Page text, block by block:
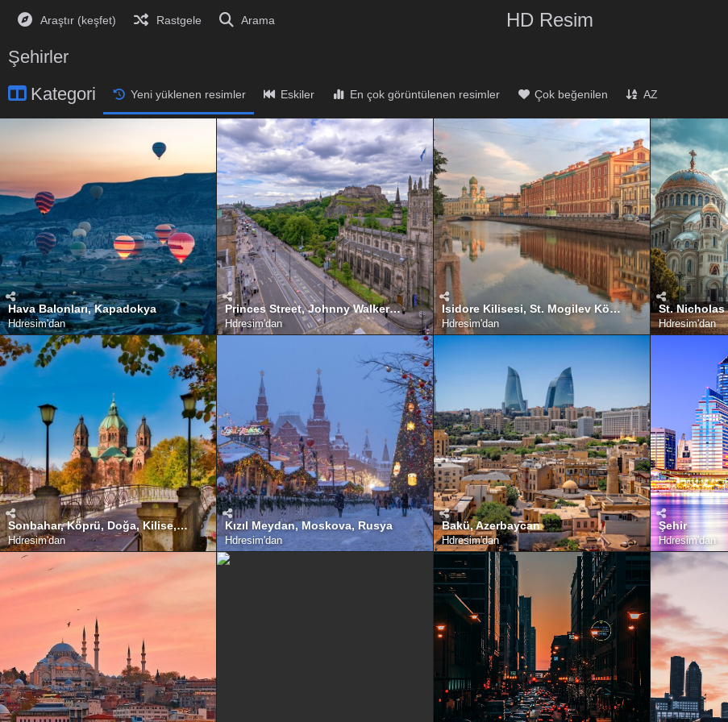
HD Resim
Araştır (keşfet) Rastgele Arama
Şehirler
Kategori
Yeni yüklenen resimler Eskiler En çok görüntülenen resimler Çok beğenilen AZ
Hava Balonları, Kapadokya
Hdresim'dan
Princes Street, Johnny Walkers, Edinburgh, İskoçya
Hdresim'dan
Isidore Kilisesi, St. Mogilev Köprüsü, Griboyedov Kanalı, St. Petersburg ( Saint Petersburg ), Rusya
Hdresim'dan Hdresim'dan
Sonbahar, Köprü, Doğa, Kilise, Tapınak, Kubbeler, Münih, Almanya
Hdresim'dan
Kızıl Meydan, Moskova, Rusya
Hdresim'dan
Bakü, Azerbaycan
Hdresim'dan
Şehir
Hdresim'dan